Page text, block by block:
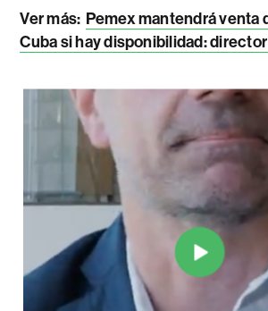
Ver más: Pemex mantendrá venta
Cuba si hay disponibilidad: